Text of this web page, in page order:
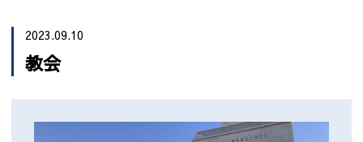
実績集
採用情報
2023.09.10
教会